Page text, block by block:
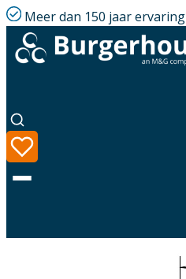
Meer dan 150 jaar ervaring